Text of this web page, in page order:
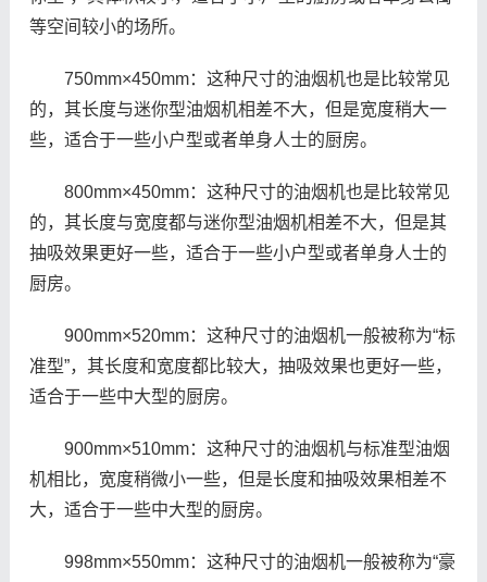
等空间较小的场所。
750mm×450mm：这种尺寸的油烟机也是比较常见
的，其长度与迷你型油烟机相差不大，但是宽度稍大一
些，适合于一些小户型或者单身人士的厨房。
800mm×450mm：这种尺寸的油烟机也是比较常见
的，其长度与宽度都与迷你型油烟机相差不大，但是其
抽吸效果更好一些，适合于一些小户型或者单身人士的
厨房。
900mm×520mm：这种尺寸的油烟机一般被称为“标
准型”，其长度和宽度都比较大，抽吸效果也更好一些，
适合于一些中大型的厨房。
900mm×510mm：这种尺寸的油烟机与标准型油烟
机相比，宽度稍微小一些，但是长度和抽吸效果相差不
大，适合于一些中大型的厨房。
998mm×550mm：这种尺寸的油烟机一般被称为“豪